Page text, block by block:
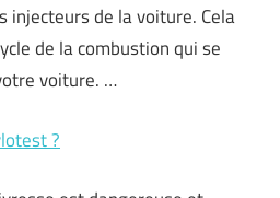
injecteurs de la voiture. Cela
de la combustion qui se
voiture. …
?